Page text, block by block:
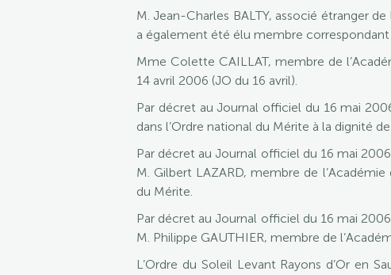
M. Jean-Charles BALTY, associé étranger
a également été élu membre
Mme Colette CAILLAT, membre de
14 avril 2006 (JO du 16 avril).
Par décret au Journal officiel du 16 mai
dans l’Ordre national du Mérite à la dignité
Par décret au Journal officiel du 16 mai
M. Gilbert LAZARD, membre de
du Mérite.
Par décret au Journal officiel du 16 mai
M. Philippe GAUTHIER, membre de
L’Ordre du Soleil Levant Rayons d’Or en